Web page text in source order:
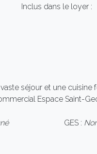
Inclus dans le loyer :
séjour et une
Espace Saint-
GES :